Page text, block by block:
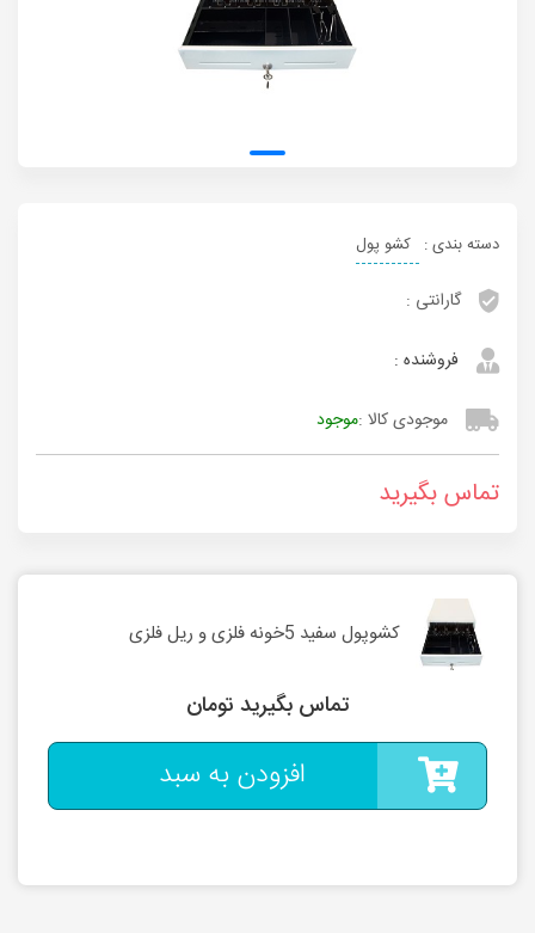
دسته بندی : کشو پول
گارانتی :
فروشنده :
موجودی کالا :موجود
تماس بگیرید
کشوپول سفید 5خونه فلزی و ریل فلزی
تماس بگیرید تومان
افزودن به سبد